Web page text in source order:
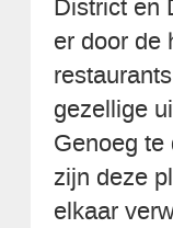
District en
er door de
gezellige
Genoeg
zijn deze
elkaar